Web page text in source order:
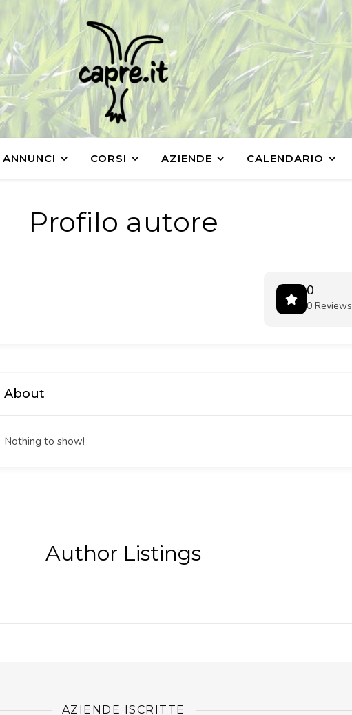
ANNUNCI CORSI AZIENDE CALENDARIO
Profilo autore
0
0 Reviews
About
Nothing to show!
Author Listings
AZIENDE ISCRITTE